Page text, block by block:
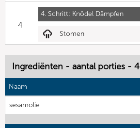
4. Schritt: Knödel Dämpfen
4
Stomen
Ingrediënten - aantal porties - 4
Naam
sesamolie